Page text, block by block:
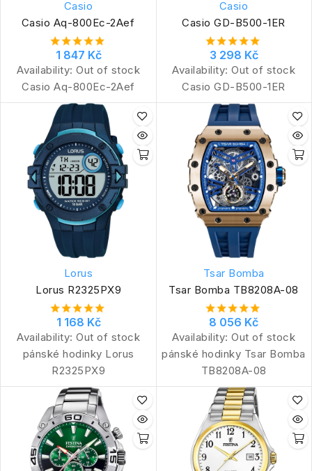
Casio
Casio Aq-800Ec-2Aef
1 847 Kč
Availability: Out of stock
Casio Aq-800Ec-2Aef
Casio
Casio GD-B500-1ER
3 298 Kč
Availability: Out of stock
Casio GD-B500-1ER
Lorus
Lorus R2325PX9
1 168 Kč
Availability: Out of stock
pánské hodinky Lorus
R2325PX9
Tsar Bomba
Tsar Bomba TB8208A-08
8 056 Kč
Availability: Out of stock
pánské hodinky Tsar Bomba
TB8208A-08